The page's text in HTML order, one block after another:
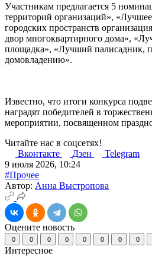
Участникам предлагается 5
территорий организаций», «Лучшее
городских пространств
двор многоквартирного дома»,
площадка», «Лучший палисадник,
домовладению».
Известно, что итоги конкурса
наградят победителей в
мероприятии, посвященном
Читайте нас в соцсетях!
Вконтакте
Дзен
Telegram
9 июля 2026, 10:24
#Прочее
Автор: Анна Выстропова
Оцените новость
0 0 0 0 0 0 0 0
Интересное